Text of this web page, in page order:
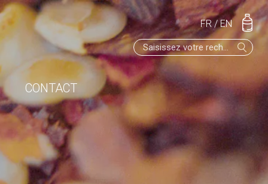
FR/EN
CONTACT